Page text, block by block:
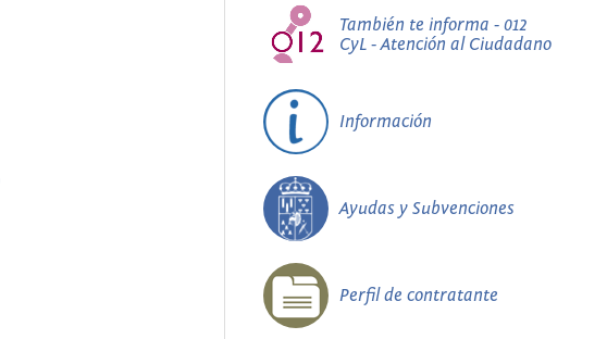
También te informa - 012
CyL - Atención al Ciudadano
Información
Ayudas y Subvenciones
Perfil de contratante